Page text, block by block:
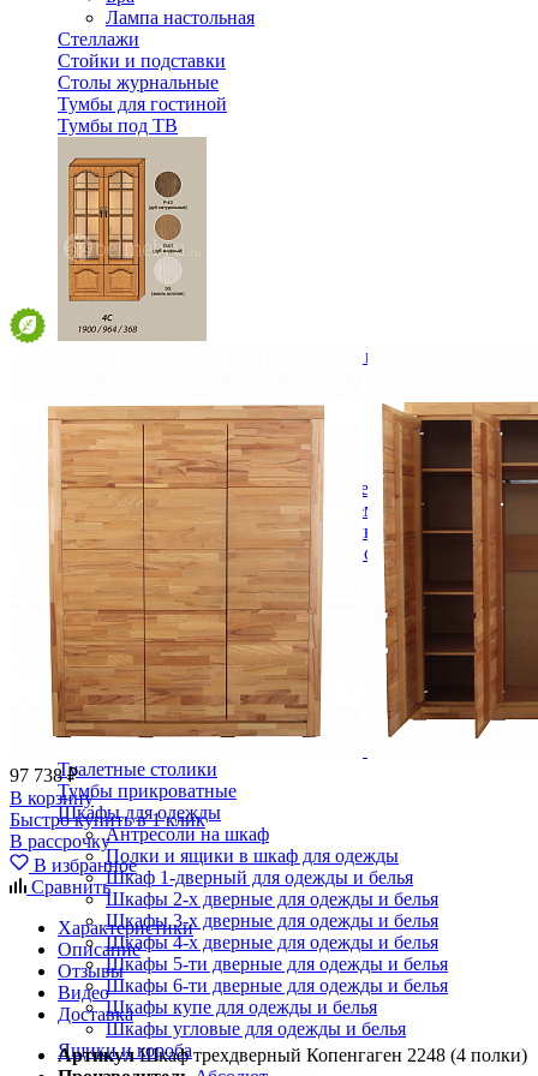
Лампа настольная
Стеллажи
Стойки и подставки
Столы журнальные
Тумбы для гостиной
Тумбы под ТВ
Модульная гостиная Вилия-М Шкаф комбинированный
В корзину
Спальня
Деревянные кровати с подъемным механизмом
Кровати односпальные с подъемным механизмом
Кровати двуспальные с подъемным механизмом
Кровати полутороспальные с подъемным
Зеркала
Комоды
Кровати двуспальные
Кровати металлические
Кровати односпальные
Кровати полутороспальные
Решетки и настилы под матрас
Спальные гарнитуры
Туалетные столики
Тумбы прикроватные
Шкафы для одежды
Антресоли на шкаф
Полки и ящики в шкаф для одежды
Шкаф 1-дверный для одежды и белья
Шкафы 2-х дверные для одежды и белья
Шкафы 3-х дверные для одежды и белья
Шкафы 4-х дверные для одежды и белья
Шкафы 5-ти дверные для одежды и белья
Шкафы 6-ти дверные для одежды и белья
Шкафы купе для одежды и белья
Шкафы угловые для одежды и белья
Ящики и короба
97 738 ₽
В корзину
Быстро купить в 1 клик
В рассрочку
В избранное
Сравнить
Характеристики
Описание
Отзывы
Видео
Доставка
Артикул Шкаф трехдверный Копенгаген 2248 (4 полки)